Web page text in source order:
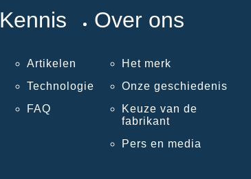
Kennis
Artikelen
Technologie
FAQ
Over ons
Het merk
Onze geschiedenis
Keuze van de
fabrikant
Pers en media